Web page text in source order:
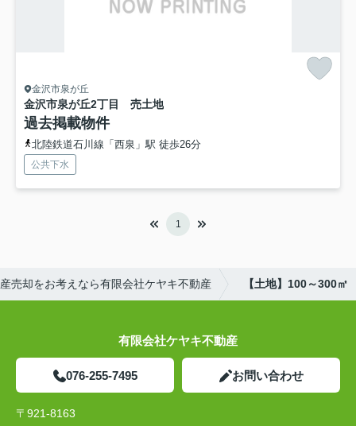
金沢市泉が丘
金沢市泉が丘2丁目 売土地
過去掲載物件
北陸鉄道石川線「西泉」駅 徒歩26分
公共下水
1
売却をお考えなら有限会社ケヤキ不動産 【土地】100～300㎡
有限会社ケヤキ不動産
076-255-7495 お問い合わせ
〒921-8163